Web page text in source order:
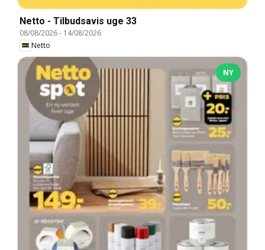
Netto - Tilbudsavis uge 33
08/08/2026- 14/08/2026
Netto
NY